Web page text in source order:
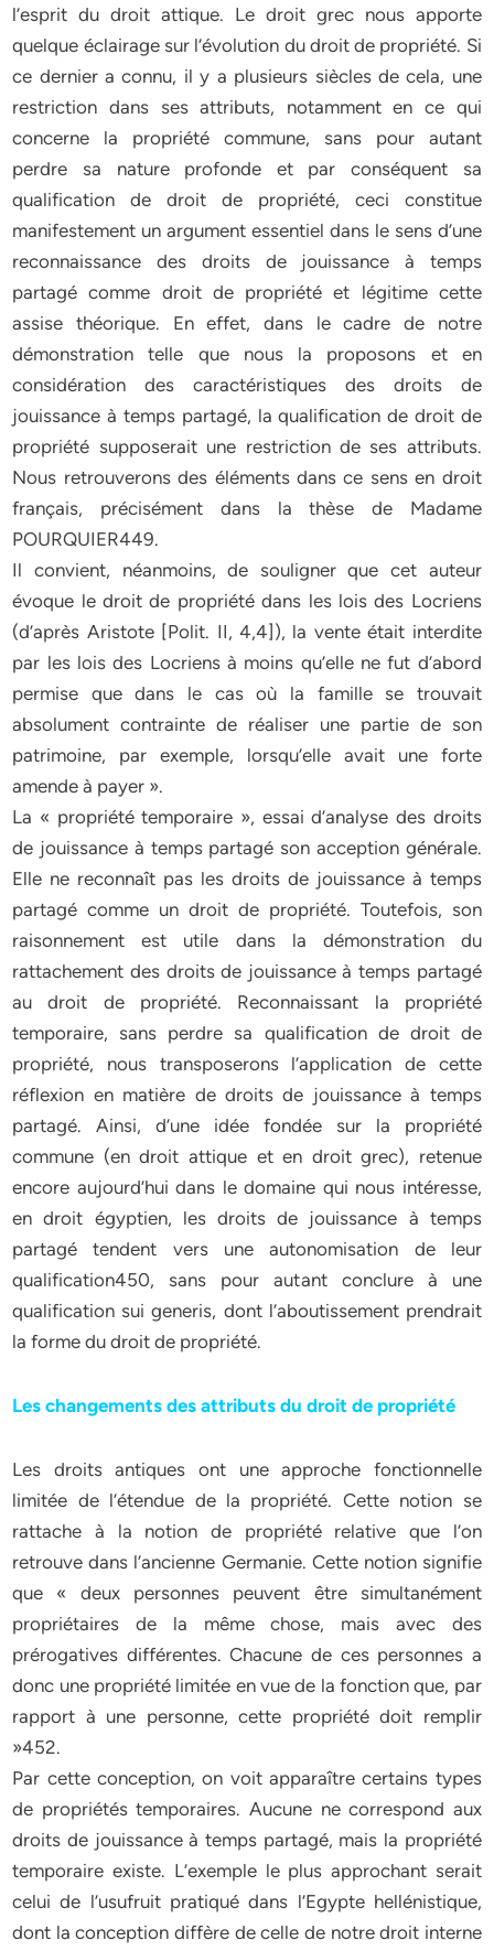
l’esprit du droit attique. Le droit grec nous apporte
quelque éclairage sur l’évolution du droit de propriété. Si
ce dernier a connu, il y a plusieurs siècles de cela, une
restriction dans ses attributs, notamment en ce qui
concerne la propriété commune, sans pour autant
perdre sa nature profonde et par conséquent sa
qualification de droit de propriété, ceci constitue
manifestement un argument essentiel dans le sens d’une
reconnaissance des droits de jouissance à temps
partagé comme droit de propriété et légitime cette
assise théorique. En effet, dans le cadre de notre
démonstration telle que nous la proposons et en
considération des caractéristiques des droits de
jouissance à temps partagé, la qualification de droit de
propriété supposerait une restriction de ses attributs.
Nous retrouverons des éléments dans ce sens en droit
français, précisément dans la thèse de Madame
POURQUIER449.
Il convient, néanmoins, de souligner que cet auteur
évoque le droit de propriété dans les lois des Locriens
(d’après Aristote [Polit. II, 4,4]), la vente était interdite
par les lois des Locriens à moins qu’elle ne fut d’abord
permise que dans le cas où la famille se trouvait
absolument contrainte de réaliser une partie de son
patrimoine, par exemple, lorsqu’elle avait une forte
amende à payer ».
La « propriété temporaire », essai d’analyse des droits
de jouissance à temps partagé son acception générale.
Elle ne reconnaît pas les droits de jouissance à temps
partagé comme un droit de propriété. Toutefois, son
raisonnement est utile dans la démonstration du
rattachement des droits de jouissance à temps partagé
au droit de propriété. Reconnaissant la propriété
temporaire, sans perdre sa qualification de droit de
propriété, nous transposerons l’application de cette
réflexion en matière de droits de jouissance à temps
partagé. Ainsi, d’une idée fondée sur la propriété
commune (en droit attique et en droit grec), retenue
encore aujourd’hui dans le domaine qui nous intéresse,
en droit égyptien, les droits de jouissance à temps
partagé tendent vers une autonomisation de leur
qualification450, sans pour autant conclure à une
qualification sui generis, dont l’aboutissement prendrait
la forme du droit de propriété.
Les changements des attributs du droit de propriété
Les droits antiques ont une approche fonctionnelle
limitée de l’étendue de la propriété. Cette notion se
rattache à la notion de propriété relative que l’on
retrouve dans l’ancienne Germanie. Cette notion signifie
que « deux personnes peuvent être simultanément
propriétaires de la même chose, mais avec des
prérogatives différentes. Chacune de ces personnes a
donc une propriété limitée en vue de la fonction que, par
rapport à une personne, cette propriété doit remplir
»452.
Par cette conception, on voit apparaître certains types
de propriétés temporaires. Aucune ne correspond aux
droits de jouissance à temps partagé, mais la propriété
temporaire existe. L’exemple le plus approchant serait
celui de l’usufruit pratiqué dans l’Egypte hellénistique,
dont la conception diffère de celle de notre droit interne